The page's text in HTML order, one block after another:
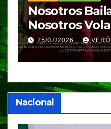
Nosotros
Nosotros
GIFF
25/07/2026
Nacional